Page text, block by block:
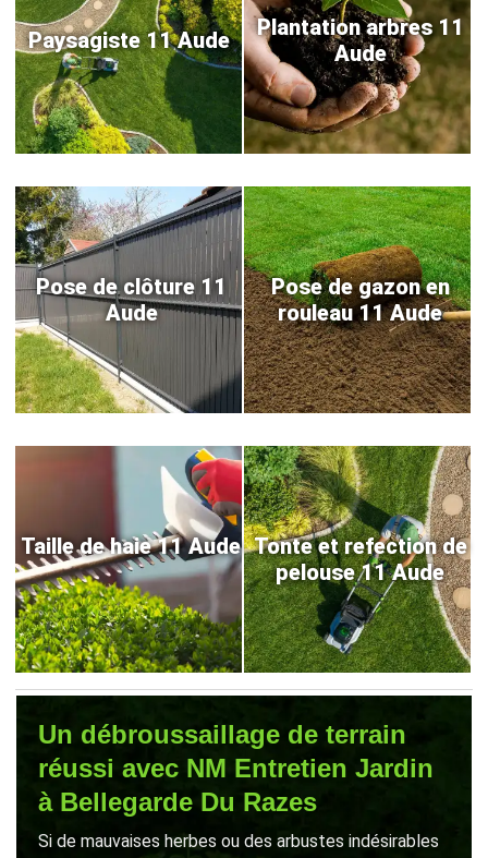
Paysagiste 11 Aude
Plantation arbres 11
Aude
Pose de clôture 11
Aude
Pose de gazon en
rouleau 11 Aude
Taille de haie 11 Aude Tonte et refection de
pelouse 11 Aude
Un débroussaillage de terrain
réussi avec NM Entretien Jardin
à Bellegarde Du Razes
Si de mauvaises herbes ou des arbustes indésirables